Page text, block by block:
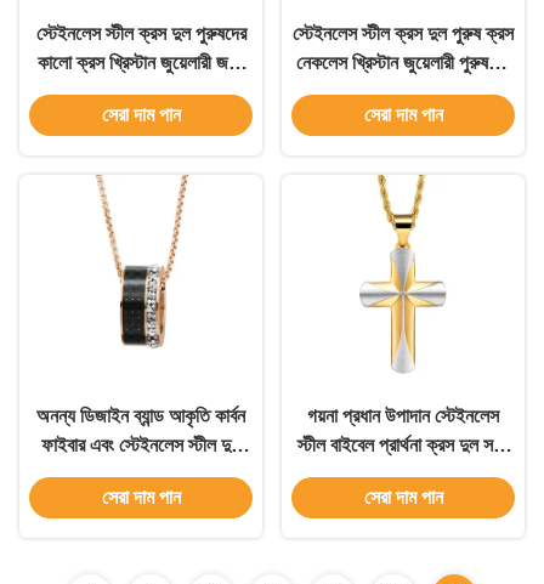
স্টেইনলেস স্টীল ক্রস দুল পুরুষদের
কালো ক্রস খ্রিস্টান জুয়েলারী জন্য
নেকলেস
সেরা দাম পান
স্টেইনলেস স্টীল ক্রস দুল পুরুষ ক্রস
নেকলেস খ্রিস্টান জুয়েলারী পুরুষদের
জন্য বিশেষ নকশা
সেরা দাম পান
অনন্য ডিজাইন ব্যান্ড আকৃতি কার্বন
ফাইবার এবং স্টেইনলেস স্টীল দুল
পুরুষদের গয়না জন্য নেকলেস
সেরা দাম পান
গয়না প্রধান উপাদান স্টেইনলেস
স্টীল বাইবেল প্রার্থনা ক্রস দুল সঙ্গে
চেইন নেকলেস পুরুষদের জন্য বার্ষিকী
অনুষ্ঠান
সেরা দাম পান